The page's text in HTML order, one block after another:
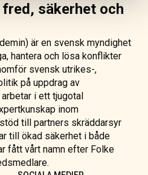
säkerhet och
är en svensk myndighet
hantera och lösa konflikter
svensk utrikes-,
på uppdrag av
i ett tjugotal
inom
till partners skräddarsyr
till ökad säkerhet i både
fått vårt namn efter Folke